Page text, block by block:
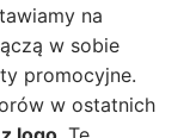
na
w sobie
promocyjne.
w ostatnich